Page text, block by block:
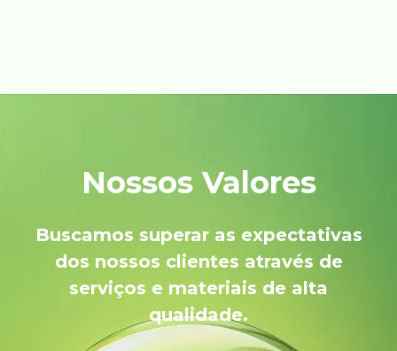
Nossos Valores
Buscamos superar as expectativas
dos nossos clientes através de
serviços e materiais de alta
qualidade.